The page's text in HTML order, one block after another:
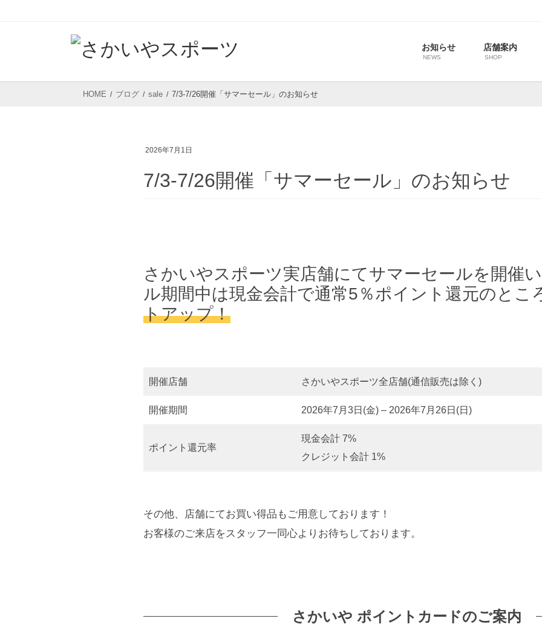
ツ
シ
お知らせ
NEWS
店舗案内
SHOP
HOME ブログ sale 7/3-7/26開催「サマーセール」のお知らせ
2026年7月1日
7/3-7/26開催「サマーセール」のお知らせ
さかいやスポーツ実店舗にてサマーセールを開催
ル期間中は現金会計で通常5％ポイント還元のとこ
トアップ！
開催店舗 さかいやスポーツ全店舗(通信販売は除く)
開催期間 2026年7月3日(金) – 2026年7月26日(日)
ポイント還元率
現金会計 7%
クレジット会計 1%
その他、店舗にてお買い得品もご用意しております！
お客様のご来店をスタッフ一同心よりお待ちしております。
さかいや ポイントカードのご案内